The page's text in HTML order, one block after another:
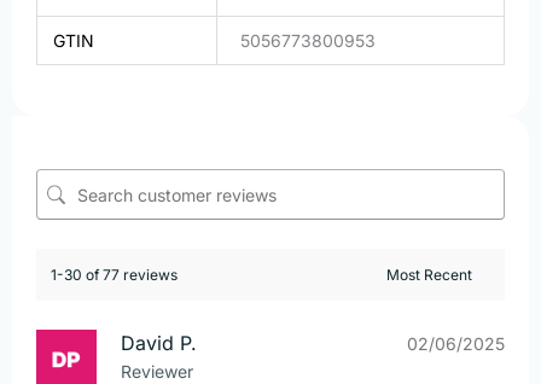
GTIN 5056773800953
1-30 of 77 reviews
David P.
Reviewer
02/06/2025